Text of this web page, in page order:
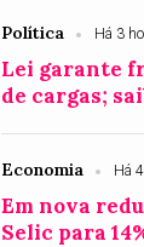
Política Há 3
Lei garante
de cargas;
Economia Há
Em nova
Selic para